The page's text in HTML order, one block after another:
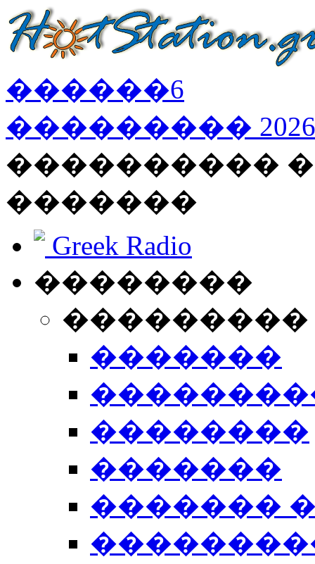
������6
��������� 2026
����������
�������
Greek Radio
��������
�������
��������
�������
�������